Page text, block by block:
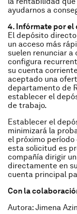
ayudarnos a
4. Infórmate por
El depósito
un acceso más
suelen renunciar a
configura
su cuenta
aceptado una
departamento de
establecer el
de trabajo.
Establecer el
minimizará la
el próximo
esta solicitud es
compañía dirigir
directamente en
cuenta principal
Con la
Autora: Jimena